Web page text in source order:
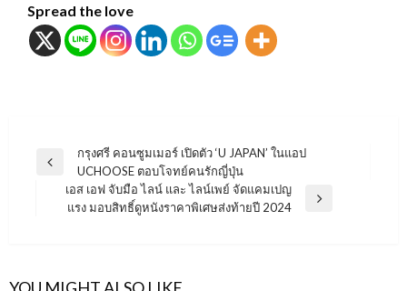
Spread the love
แนะแนว
เรื่อง
Previous
กรุงศรี คอนซูมเมอร์ เปิดตัว ‘U JAPAN’ ในแอป
UCHOOSE ตอบโจทย์คนรักญี่ปุ่น
Next
เอส เอฟ จับมือ ไลน์ และ ไลน์เพย์ จัดแคมเปญ
แรง มอบสิทธิ์ดูหนังราคาพิเศษส่งท้ายปี 2024